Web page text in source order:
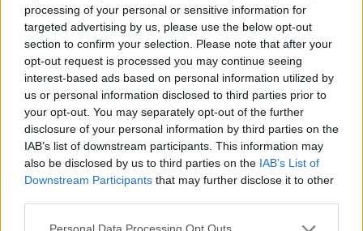
processing of your personal or sensitive information for
targeted advertising by us, please use the below opt-out
section to confirm your selection. Please note that after your
opt-out request is processed you may continue seeing
interest-based ads based on personal information utilized by
us or personal information disclosed to third parties prior to
your opt-out. You may separately opt-out of the further
disclosure of your personal information by third parties on the
IAB’s list of downstream participants. This information may
also be disclosed by us to third parties on the IAB’s List of
Downstream Participants that may further disclose it to other
Staran luetuimmat
1
UUTISET